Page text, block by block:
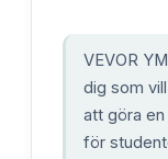
VEVOR
dig som
att göra
för